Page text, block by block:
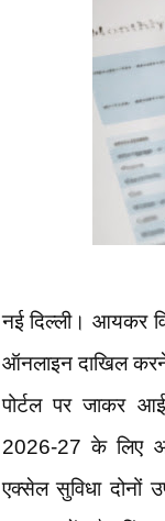
नई दिल्ली। आयकर
ऑनलाइन दाखिल
पोर्टल पर जाकर
2026-27 के लिए
एक्सेल सुविधा दोनों